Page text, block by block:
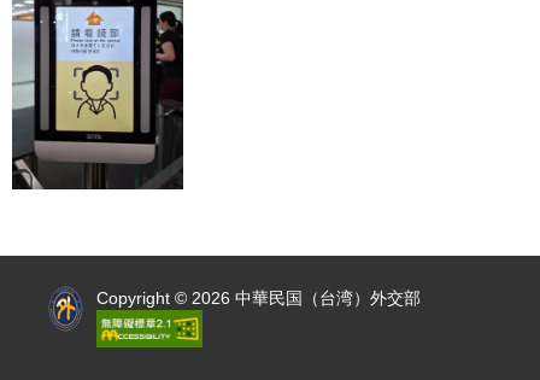
Copyright © 2026 中華民国（台湾）外交部